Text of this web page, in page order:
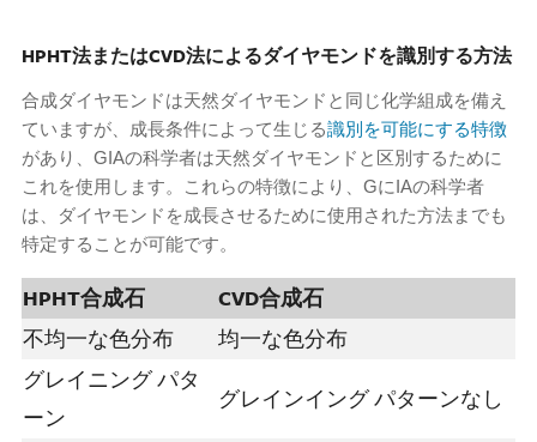
HPHT法またはCVD法によるダイヤモンドを識別する方法
合成ダイヤモンドは天然ダイヤモンドと同じ化学組成を備え
ていますが、成長条件によって生じる識別を可能にする特徴
があり、GIAの科学者は天然ダイヤモンドと区別するために
これを使用します。これらの特徴により、GにIAの科学者
は、ダイヤモンドを成長させるために使用された方法までも
特定することが可能です。
HPHT合成石
CVD合成石
不均一な色分布
均一な色分布
グレイニング パタ
ーン
グレインイング パターンなし